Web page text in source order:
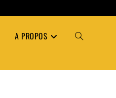
A PROPOS TOGGLE